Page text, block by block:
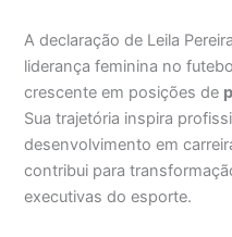
A declaração de Leila
liderança feminina no
crescente em posições de
Sua trajetória inspira
desenvolvimento em
contribui para
executivas do esporte.